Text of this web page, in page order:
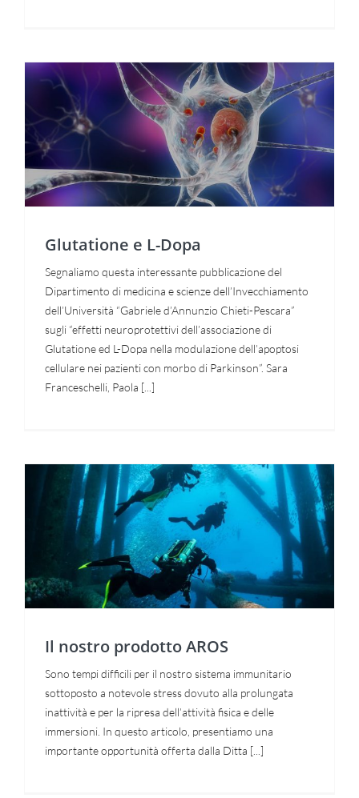
Glutatione e L-Dopa
Glutatione e L-Dopa
Segnaliamo questa interessante pubblicazione del
Dipartimento di medicina e scienze dell’Invecchiamento
dell’Università “Gabriele d’Annunzio Chieti-Pescara”
sugli “effetti neuroprotettivi dell’associazione di
Glutatione ed L-Dopa nella modulazione dell’apoptosi
cellulare nei pazienti con morbo di Parkinson”. Sara
Franceschelli, Paola [...]
Il nostro prodotto AROS
Il nostro prodotto AROS
Sono tempi difficili per il nostro sistema immunitario
sottoposto a notevole stress dovuto alla prolungata
inattività e per la ripresa dell’attività fisica e delle
immersioni. In questo articolo, presentiamo una
importante opportunità offerta dalla Ditta [...]
tuoi interessi e
il tuo
comportamento
mentre visiti il
nostro sito,
aumenti le
possibilità di
vedere
contenuti e
offerte
personalizzati.